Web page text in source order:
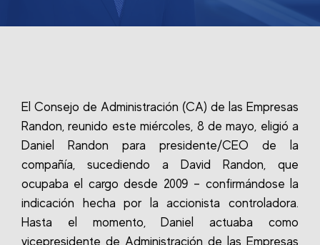
El Consejo de Administración (CA) de las Empresas
Randon, reunido este miércoles, 8 de mayo, eligió a
Daniel Randon para presidente/CEO de la
compañía, sucediendo a David Randon, que
ocupaba el cargo desde 2009 – confirmándose la
indicación hecha por la accionista controladora.
Hasta el momento, Daniel actuaba como
vicepresidente de Administración de las Empresas